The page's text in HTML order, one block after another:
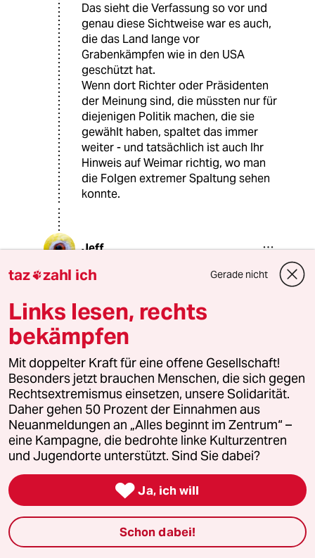
Das sieht die Verfassung so vor und
genau diese Sichtweise war es auch,
die das Land lange vor
Grabenkämpfen wie in den USA
geschützt hat.
Wenn dort Richter oder Präsidenten
der Meinung sind, die müssten nur für
diejenigen Politik machen, die sie
gewählt haben, spaltet das immer
weiter - und tatsächlich ist auch Ihr
Hinweis auf Weimar richtig, wo man
die Folgen extremer Spaltung sehen
konnte.
Jeff
@Fabian Wetzel:
@Fabian Wetzel: Im Gegenteil. Wenn
der Verfassungsschutz eine Partei
überwacht, die Teil des Bundestages
und vieler Landtage ist, dann muss
das meiner Meinung nach in die Welt
hinausposaunt werden. Denn dann
brennt etwas, und das müssen alle
wissen. Nicht nur die nicht-AFD-
Wähler, sondern ganz besonder die
AFD-Wähler, damit sie darüber
nachdenken, ob ihr persönlicher,
demokratischer Einfluss dort wirklich
gut aufgehoben ist.
meistkommentiert
taz zahl ich Gerade nicht
Links lesen, rechts
bekämpfen
Mit doppelter Kraft für eine offene Gesellschaft!
Besonders jetzt brauchen Menschen, die sich gegen
Rechtsextremismus einsetzen, unsere Solidarität.
Daher gehen 50 Prozent der Einnahmen aus
Neuanmeldungen an „Alles beginnt im Zentrum“ –
eine Kampagne, die bedrohte linke Kulturzentren
und Jugendorte unterstützt. Sind Sie dabei?
 Ja, ich will
Schon dabei!